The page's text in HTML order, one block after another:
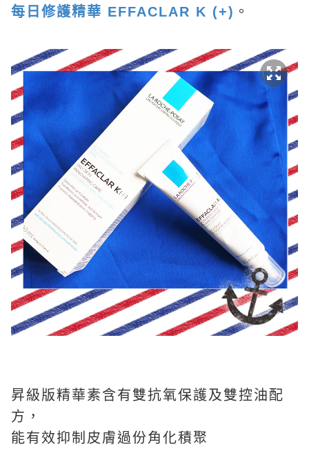
每日修護精華 EFFACLAR K (+) 。
昇級版精華素含有雙抗氧保護及雙控油配
方，
能有效抑制皮膚過份角化積聚